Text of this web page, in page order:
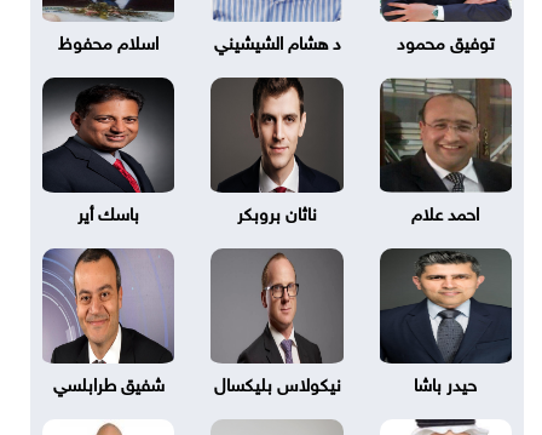
توفيق محمود د هشام الشيشيني اسلام محفوظ
احمد علام ناثان بروبكر باسك أير
حيدر باشا نيكولاس بليكسال شفيق طرابلسي